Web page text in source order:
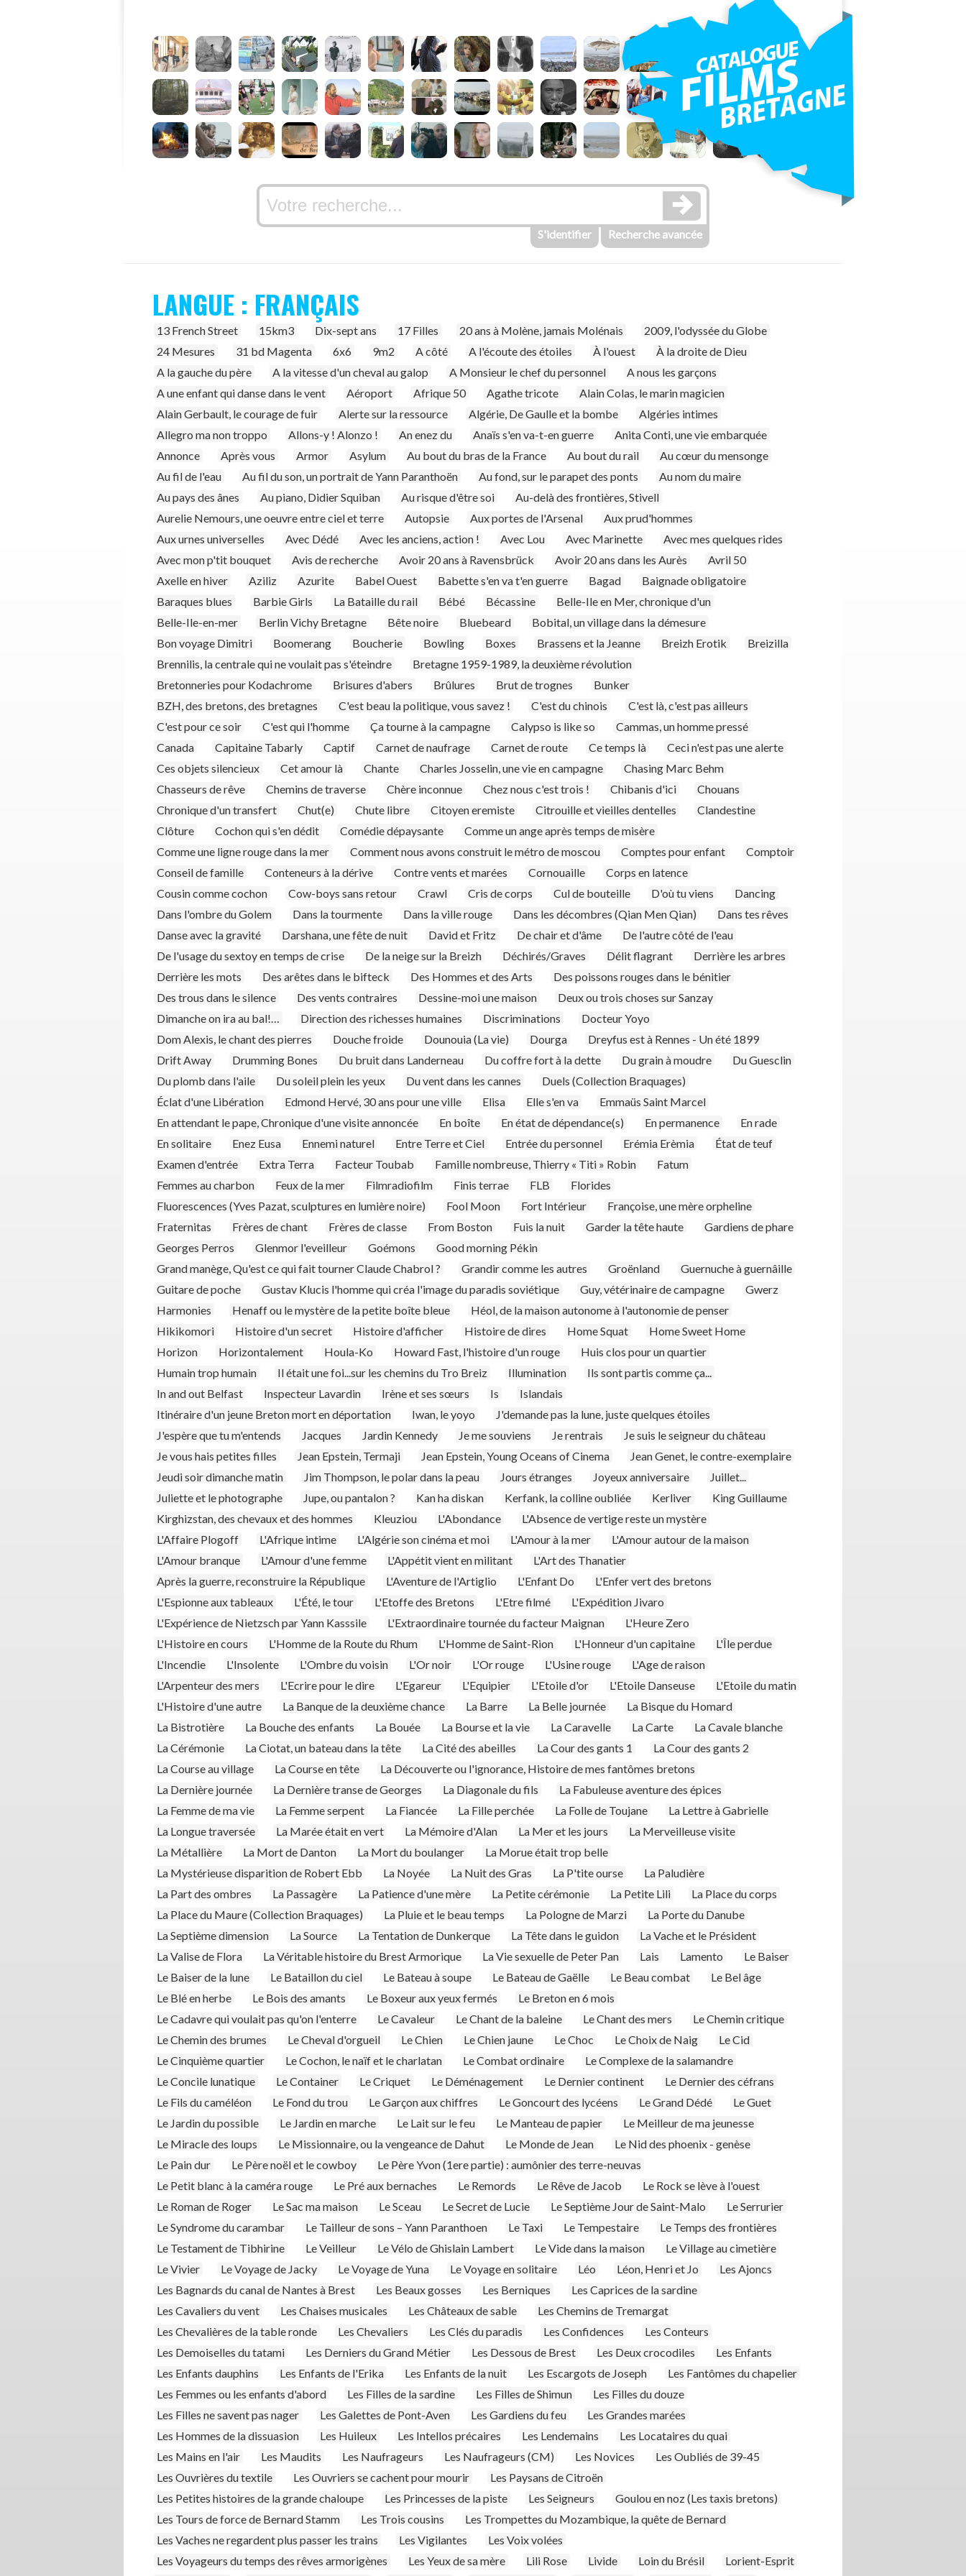
S'identifier Recherche avancée
LANGUE : FRANÇAIS
13 French Street 15km3 Dix-sept ans 17 Filles 20 ans à Molène, jamais Molénais
2009, l'odyssée du Globe
24 Mesures
31 bd Magenta 6x6 9m2 A côté A l'écoute des étoiles À l'ouest
À la droite de Dieu
A la gauche du père
A la vitesse d'un cheval au galop A Monsieur le chef du personnel
A nous les garçons
A une enfant qui danse dans le vent
Aéroport Afrique 50 Agathe tricote
Alain Colas, le marin magicien
Alain Gerbault, le courage de fuir
Alerte sur la ressource Algérie, De Gaulle et la bombe
Algéries intimes
Allegro ma non troppo
Allons-y ! Alonzo ! An enez du Anaïs s'en va-t-en guerre
Anita Conti, une vie embarquée
Annonce
Après vous Armor Asylum Au bout du bras de la France Au bout du rail
Au cœur du mensonge
Au fil de l'eau
Au fil du son, un portrait de Yann Paranthoën Au fond, sur le parapet des ponts
Au nom du maire
Au pays des ânes
Au piano, Didier Squiban Au risque d'être soi
Au-delà des frontières, Stivell
Aurelie Nemours, une oeuvre entre ciel et terre
Autopsie Aux portes de l'Arsenal
Aux prud'hommes
Aux urnes universelles
Avec Dédé Avec les anciens, action ! Avec Lou Avec Marinette
Avec mes quelques rides
Avec mon p'tit bouquet
Avis de recherche Avoir 20 ans à Ravensbrück Avoir 20 ans dans les Aurès
Avril 50
Axelle en hiver
Aziliz Azurite Babel Ouest Babette s'en va t'en guerre Bagad
Baignade obligatoire
Baraques blues
Barbie Girls La Bataille du rail Bébé Bécassine
Belle-Ile en Mer, chronique d'un
Belle-Ile-en-mer
Berlin Vichy Bretagne Bête noire Bluebeard
Bobital, un village dans la démesure
Bon voyage Dimitri
Boomerang Boucherie Bowling Boxes Brassens et la Jeanne Breizh Erotik
Breizilla
Brennilis, la centrale qui ne voulait pas s'éteindre
Bretagne 1959-1989, la deuxième révolution
Bretonneries pour Kodachrome
Brisures d'abers Brûlures Brut de trognes
Bunker
BZH, des bretons, des bretagnes
C'est beau la politique, vous savez ! C'est du chinois
C'est là, c'est pas ailleurs
C'est pour ce soir
C'est qui l'homme Ça tourne à la campagne Calypso is like so
Cammas, un homme pressé
Canada
Capitaine Tabarly Captif Carnet de naufrage Carnet de route Ce temps là
Ceci n'est pas une alerte
Ces objets silencieux
Cet amour là Chante Charles Josselin, une vie en campagne
Chasing Marc Behm
Chasseurs de rêve
Chemins de traverse Chère inconnue Chez nous c'est trois ! Chibanis d'ici
Chouans
Chronique d'un transfert
Chut(e) Chute libre Citoyen eremiste Citrouille et vieilles dentelles
Clandestine
Clôture
Cochon qui s'en dédit Comédie dépaysante
Comme un ange après temps de misère
Comme une ligne rouge dans la mer
Comment nous avons construit le métro de moscou Comptes pour enfant
Comptoir
Conseil de famille
Conteneurs à la dérive Contre vents et marées Cornouaille
Corps en latence
Cousin comme cochon
Cow-boys sans retour Crawl Cris de corps Cul de bouteille D'où tu viens
Dancing
Dans l'ombre du Golem
Dans la tourmente Dans la ville rouge Dans les décombres (Qian Men Qian)
Dans tes rêves
Danse avec la gravité
Darshana, une fête de nuit David et Fritz De chair et d'âme
De l'autre côté de l'eau
De l'usage du sextoy en temps de crise
De la neige sur la Breizh Déchirés/Graves Délit flagrant
Derrière les arbres
Derrière les mots
Des arêtes dans le bifteck Des Hommes et des Arts
Des poissons rouges dans le bénitier
Des trous dans le silence
Des vents contraires Dessine-moi une maison
Deux ou trois choses sur Sanzay
Dimanche on ira au bal!…
Direction des richesses humaines Discriminations
Docteur Yoyo
Dom Alexis, le chant des pierres
Douche froide Dounouia (La vie) Dourga
Dreyfus est à Rennes - Un été 1899
Drift Away
Drumming Bones Du bruit dans Landerneau Du coffre fort à la dette Du grain à moudre
Du Guesclin
Du plomb dans l'aile
Du soleil plein les yeux Du vent dans les cannes
Duels (Collection Braquages)
Éclat d'une Libération
Edmond Hervé, 30 ans pour une ville Elisa Elle s'en va
Emmaüs Saint Marcel
En attendant le pape, Chronique d'une visite annoncée
En boîte En état de dépendance(s) En permanence
En rade
En solitaire
Enez Eusa Ennemi naturel Entre Terre et Ciel Entrée du personnel Erémia Erèmia
État de teuf
Examen d'entrée
Extra Terra Facteur Toubab Famille nombreuse, Thierry « Titi » Robin
Fatum
Femmes au charbon
Feux de la mer Filmradiofilm Finis terrae FLB
Florides
Fluorescences (Yves Pazat, sculptures en lumière noire)
Fool Moon Fort Intérieur
Françoise, une mère orpheline
Fraternitas
Frères de chant Frères de classe From Boston Fuis la nuit Garder la tête haute
Gardiens de phare
Georges Perros
Glenmor l'eveilleur Goémons
Good morning Pékin
Grand manège, Qu'est ce qui fait tourner Claude Chabrol ?
Grandir comme les autres Groënland
Guernuche à guernâille
Guitare de poche
Gustav Klucis l'homme qui créa l'image du paradis soviétique Guy, vétérinaire de campagne
Gwerz
Harmonies
Henaff ou le mystère de la petite boîte bleue
Héol, de la maison autonome à l'autonomie de penser
Hikikomori
Histoire d'un secret Histoire d'afficher Histoire de dires Home Squat
Home Sweet Home
Horizon
Horizontalement Houla-Ko Howard Fast, l'histoire d'un rouge
Huis clos pour un quartier
Humain trop humain
Il était une foi...sur les chemins du Tro Breiz Illumination
Ils sont partis comme ça...
In and out Belfast
Inspecteur Lavardin Irène et ses sœurs Is
Islandais
Itinéraire d'un jeune Breton mort en déportation
Iwan, le yoyo
J'demande pas la lune, juste quelques étoiles
J'espère que tu m'entends
Jacques Jardin Kennedy Je me souviens Je rentrais
Je suis le seigneur du château
Je vous hais petites filles
Jean Epstein, Termaji Jean Epstein, Young Oceans of Cinema
Jean Genet, le contre-exemplaire
Jeudi soir dimanche matin
Jim Thompson, le polar dans la peau Jours étranges Joyeux anniversaire
Juillet...
Juliette et le photographe
Jupe, ou pantalon ? Kan ha diskan Kerfank, la colline oubliée Kerliver
King Guillaume
Kirghizstan, des chevaux et des hommes
Kleuziou L'Abondance
L'Absence de vertige reste un mystère
L'Affaire Plogoff
L'Afrique intime L'Algérie son cinéma et moi L'Amour à la mer
L'Amour autour de la maison
L'Amour branque
L'Amour d'une femme L'Appétit vient en militant
L'Art des Thanatier
Après la guerre, reconstruire la République
L'Aventure de l'Artiglio L'Enfant Do
L'Enfer vert des bretons
L'Espionne aux tableaux
L'Été, le tour L'Etoffe des Bretons L'Etre filmé
L'Expédition Jivaro
L'Expérience de Nietzsch par Yann Kasssile
L'Extraordinaire tournée du facteur Maignan
L'Heure Zero
L'Histoire en cours
L'Homme de la Route du Rhum L'Homme de Saint-Rion L'Honneur d'un capitaine
L'Île perdue
L'Incendie
L'Insolente L'Ombre du voisin L'Or noir L'Or rouge L'Usine rouge
L'Age de raison
L'Arpenteur des mers
L'Ecrire pour le dire L'Egareur L'Equipier L'Etoile d'or L'Etoile Danseuse
L'Etoile du matin
L'Histoire d'une autre
La Banque de la deuxième chance La Barre La Belle journée
La Bisque du Homard
La Bistrotière
La Bouche des enfants La Bouée La Bourse et la vie La Caravelle La Carte
La Cavale blanche
La Cérémonie
La Ciotat, un bateau dans la tête La Cité des abeilles La Cour des gants 1
La Cour des gants 2
La Course au village
La Course en tête
La Découverte ou l'ignorance, Histoire de mes fantômes bretons
La Dernière journée
La Dernière transe de Georges La Diagonale du fils
La Fabuleuse aventure des épices
La Femme de ma vie
La Femme serpent La Fiancée La Fille perchée La Folle de Toujane
La Lettre à Gabrielle
La Longue traversée
La Marée était en vert La Mémoire d'Alan La Mer et les jours
La Merveilleuse visite
La Métallière
La Mort de Danton La Mort du boulanger
La Morue était trop belle
La Mystérieuse disparition de Robert Ebb
La Noyée La Nuit des Gras La P'tite ourse
La Paludière
La Part des ombres
La Passagère La Patience d'une mère La Petite cérémonie La Petite Lili
La Place du corps
La Place du Maure (Collection Braquages)
La Pluie et le beau temps La Pologne de Marzi
La Porte du Danube
La Septième dimension
La Source La Tentation de Dunkerque La Tête dans le guidon
La Vache et le Président
La Valise de Flora
La Véritable histoire du Brest Armorique La Vie sexuelle de Peter Pan Lais Lamento
Le Baiser
Le Baiser de la lune
Le Bataillon du ciel Le Bateau à soupe Le Bateau de Gaëlle Le Beau combat
Le Bel âge
Le Blé en herbe
Le Bois des amants Le Boxeur aux yeux fermés
Le Breton en 6 mois
Le Cadavre qui voulait pas qu'on l'enterre
Le Cavaleur Le Chant de la baleine Le Chant des mers
Le Chemin critique
Le Chemin des brumes
Le Cheval d'orgueil Le Chien Le Chien jaune Le Choc Le Choix de Naig
Le Cid
Le Cinquième quartier
Le Cochon, le naïf et le charlatan Le Combat ordinaire
Le Complexe de la salamandre
Le Concile lunatique
Le Container Le Criquet Le Déménagement Le Dernier continent
Le Dernier des céfrans
Le Fils du caméléon
Le Fond du trou Le Garçon aux chiffres Le Goncourt des lycéens Le Grand Dédé
Le Guet
Le Jardin du possible
Le Jardin en marche Le Lait sur le feu Le Manteau de papier
Le Meilleur de ma jeunesse
Le Miracle des loups
Le Missionnaire, ou la vengeance de Dahut Le Monde de Jean
Le Nid des phoenix - genèse
Le Pain dur
Le Père noël et le cowboy
Le Père Yvon (1ere partie) : aumônier des terre-neuvas
Le Petit blanc à la caméra rouge
Le Pré aux bernaches Le Remords Le Rêve de Jacob
Le Rock se lève à l'ouest
Le Roman de Roger
Le Sac ma maison Le Sceau Le Secret de Lucie Le Septième Jour de Saint-Malo
Le Serrurier
Le Syndrome du carambar
Le Tailleur de sons – Yann Paranthoen Le Taxi Le Tempestaire
Le Temps des frontières
Le Testament de Tibhirine
Le Veilleur Le Vélo de Ghislain Lambert Le Vide dans la maison
Le Village au cimetière
Le Vivier
Le Voyage de Jacky Le Voyage de Yuna Le Voyage en solitaire Léo Léon, Henri et Jo
Les Ajoncs
Les Bagnards du canal de Nantes à Brest
Les Beaux gosses Les Berniques
Les Caprices de la sardine
Les Cavaliers du vent
Les Chaises musicales Les Châteaux de sable
Les Chemins de Tremargat
Les Chevalières de la table ronde
Les Chevaliers Les Clés du paradis Les Confidences
Les Conteurs
Les Demoiselles du tatami
Les Derniers du Grand Métier Les Dessous de Brest Les Deux crocodiles
Les Enfants
Les Enfants dauphins
Les Enfants de l'Erika Les Enfants de la nuit Les Escargots de Joseph
Les Fantômes du chapelier
Les Femmes ou les enfants d'abord
Les Filles de la sardine Les Filles de Shimun
Les Filles du douze
Les Filles ne savent pas nager
Les Galettes de Pont-Aven Les Gardiens du feu
Les Grandes marées
Les Hommes de la dissuasion
Les Huileux Les Intellos précaires Les Lendemains
Les Locataires du quai
Les Mains en l'air
Les Maudits Les Naufrageurs Les Naufrageurs (CM) Les Novices
Les Oubliés de 39-45
Les Ouvrières du textile
Les Ouvriers se cachent pour mourir
Les Paysans de Citroën
Les Petites histoires de la grande chaloupe
Les Princesses de la piste Les Seigneurs
Goulou en noz (Les taxis bretons)
Les Tours de force de Bernard Stamm
Les Trois cousins
Les Trompettes du Mozambique, la quête de Bernard
Les Vaches ne regardent plus passer les trains
Les Vigilantes
Les Voix volées
Les Voyageurs du temps des rêves armorigènes
Les Yeux de sa mère Lili Rose Livide Loin du Brésil
Lorient-Esprit